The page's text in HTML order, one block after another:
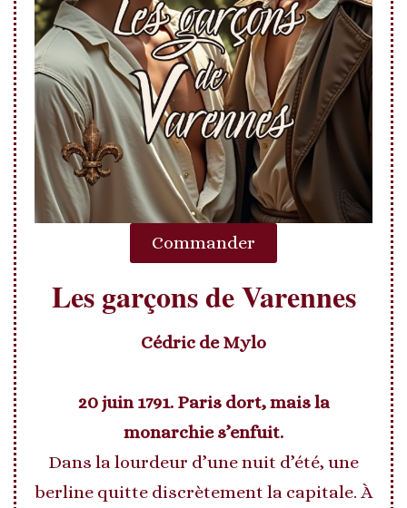
Commander
Les garçons de Varennes
Cédric de Mylo
20 juin 1791. Paris dort, mais la
monarchie s’enfuit.
Dans la lourdeur d’une nuit d’été, une
berline quitte discrètement la capitale. À